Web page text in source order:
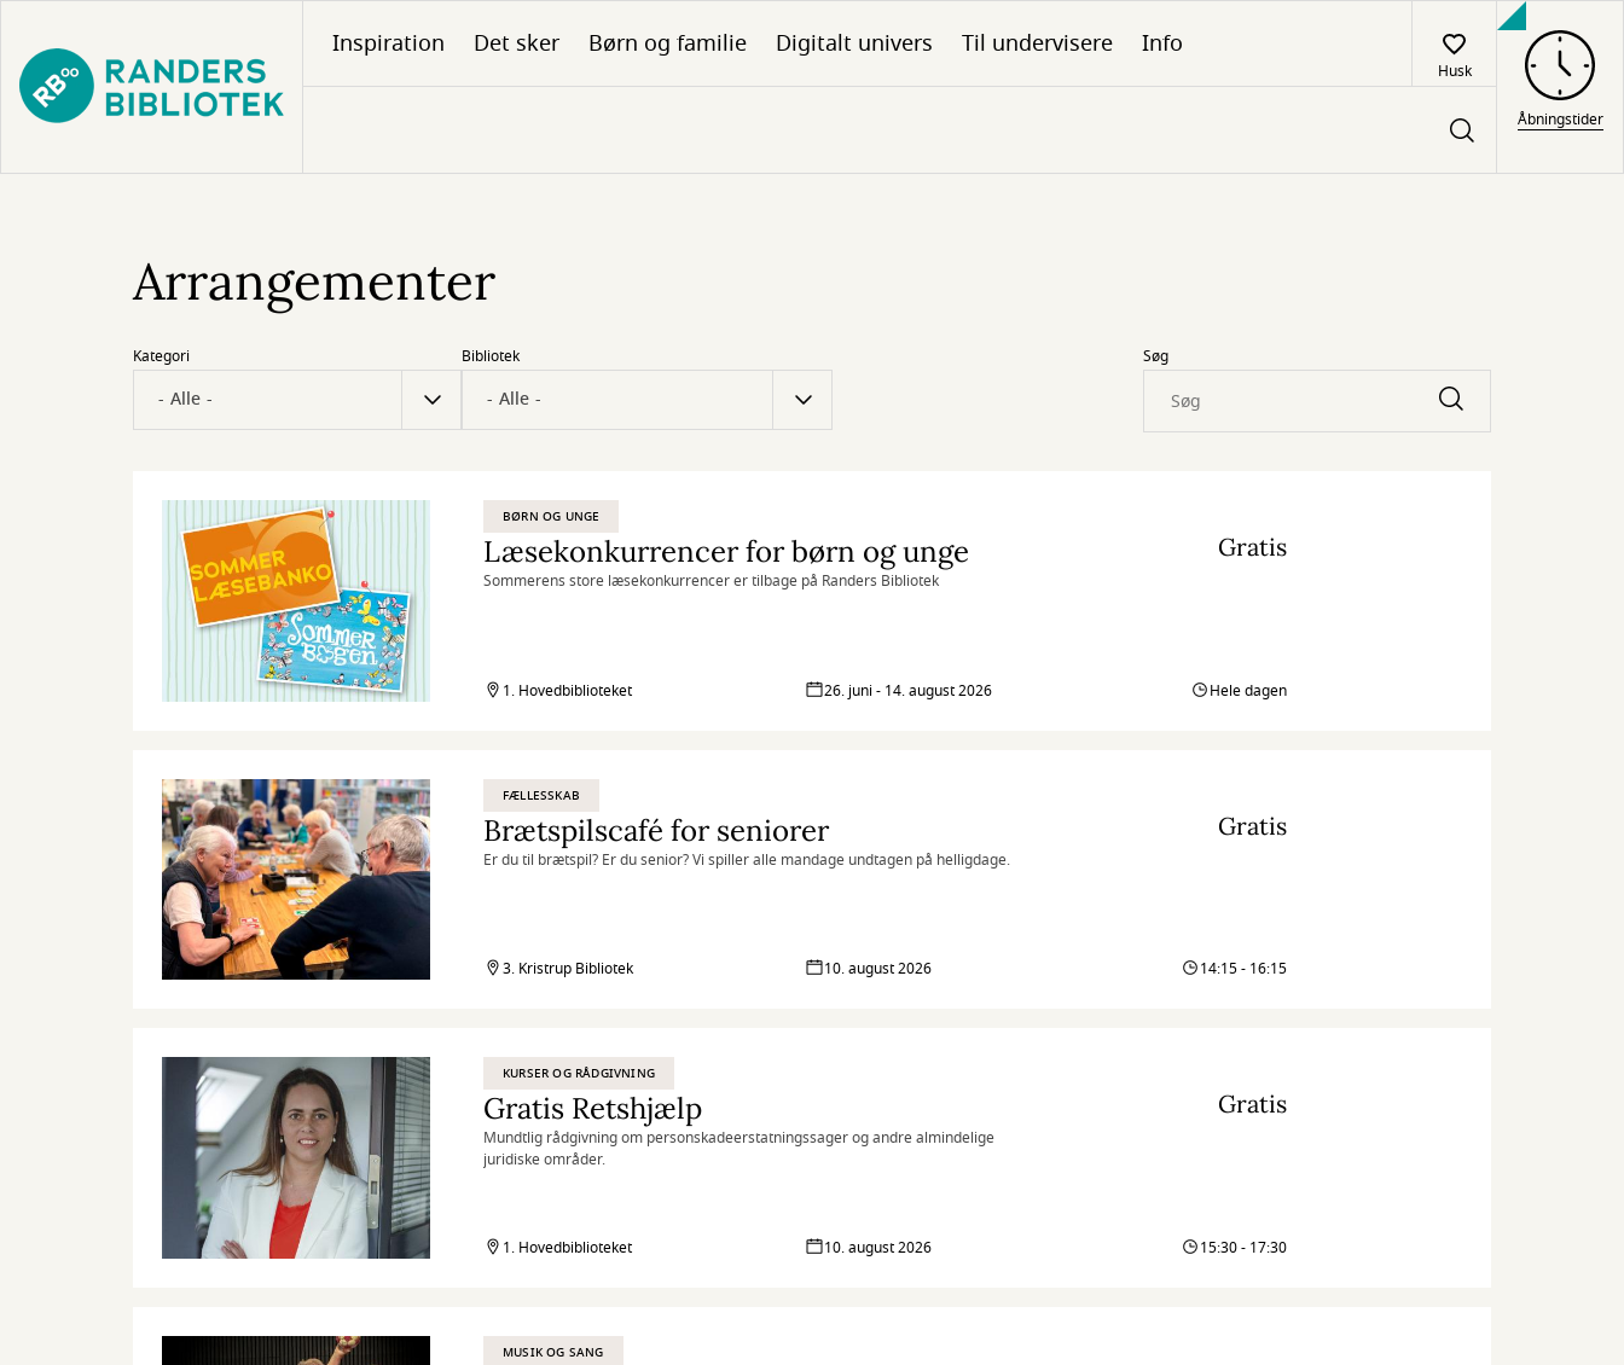
hovedindhold
Inspiration Det sker Børn og familie Digitalt univers Til undervisere Info
Husk
Åbningstider
Arrangementer
Kategori Bibliotek Søg
BØRN OG UNGE
Læsekonkurrencer for børn og unge
Sommerens store læsekonkurrencer er tilbage på Randers Bibliotek
Gratis
1. Hovedbiblioteket 26. juni - 14. august 2026 Hele dagen
FÆLLESSKAB
Brætspilscafé for seniorer
Er du til brætspil? Er du senior? Vi spiller alle mandage undtagen på helligdage.
Gratis
3. Kristrup Bibliotek 10. august 2026 14:15 - 16:15
KURSER OG RÅDGIVNING
Gratis Retshjælp
Mundtlig rådgivning om personskadeerstatningssager og andre almindelige
juridiske områder.
Gratis
1. Hovedbiblioteket 10. august 2026 15:30 - 17:30
MUSIK OG SANG